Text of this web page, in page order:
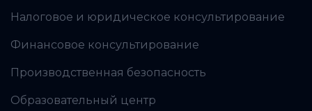
Налоговое и юридическое консультирование
Финансовое консультирование
Производственная безопасность
Образовательный центр